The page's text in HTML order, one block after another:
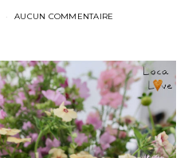
AUCUN COMMENTAIRE